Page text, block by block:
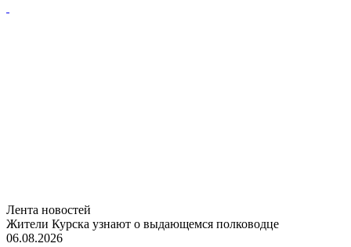
Лента новостей
Жители Курска узнают о выдающемся полководце
06.08.2026